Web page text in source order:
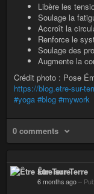
Libère les
Soulage la
Accroît la
Renforce le
Soulage des
Augmente la
Crédit photo : Pose
https://blog.etre-sur-
#yoga #blog #mywork
0 comments
Être sur Terre
6 months ago –